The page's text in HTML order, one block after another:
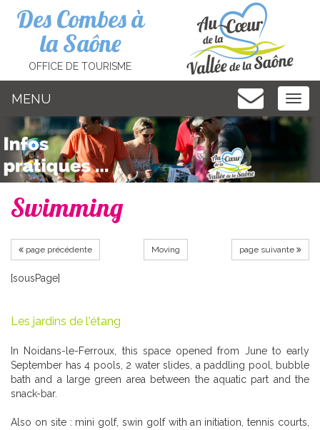
Des Combes à
la Saône
OFFICE DE TOURISME
MENU
Swimming
page précédente Moving page suivante
[sousPage]
Les jardins de l'étang
In Noidans-le-Ferroux, this space opened from June to early
September has 4 pools, 2 water slides, a paddling pool, bubble
bath and a large green area between the aquatic part and the
snack-bar.
Also on site : mini golf, swin golf with an initiation, tennis courts,